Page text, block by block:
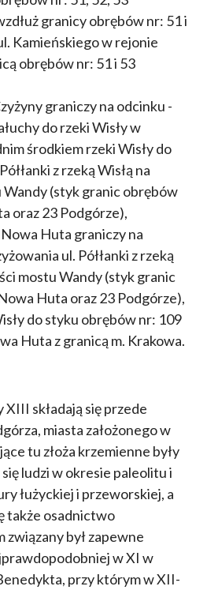
granicy obrębów nr: 51 i
Kamieńskiego w rejonie
obrębów nr: 51 i 53
graniczy na odcinku -
do rzeki Wisły w
środkiem rzeki Wisły do
z rzeką Wisłą na
(styk granic obrębów
oraz 23 Podgórze),
Huta graniczy na
ul. Półłanki z rzeką
mostu Wandy (styk granic
Huta oraz 23 Podgórze),
do styku obrębów nr: 109
Huta z granicą m. Krakowa.
składają się przede
miasta założonego w
tu złoża krzemienne były
ludzi w okresie paleolitu i
łużyckiej i przeworskiej, a
także osadnictwo
związany był zapewne
w XI w
przy którym w XII-